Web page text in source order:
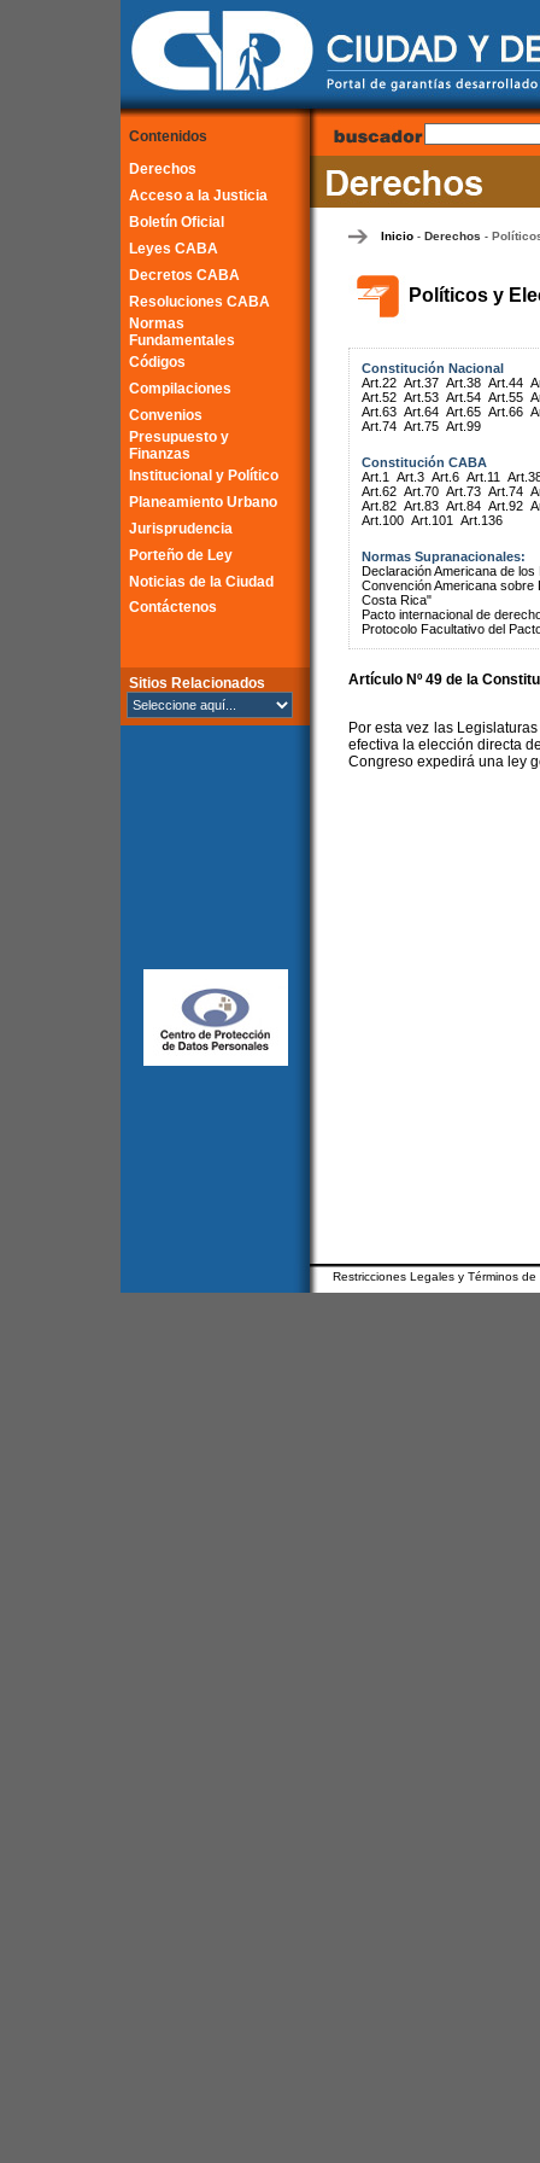
Contenidos
Derechos
Acceso a la Justicia
Boletín Oficial
Leyes CABA
Decretos CABA
Resoluciones CABA
Normas
Fundamentales
Códigos
Compilaciones
Convenios
Presupuesto y
Finanzas
Institucional y Político
Planeamiento Urbano
Jurisprudencia
Porteño de Ley
Noticias de la Ciudad
Contáctenos
Sitios Relacionados
Inicio- Derechos -
Políticos y
Constitución Nacional
Art.22 Art.37 Art.38 Art.44
Art.52 Art.53 Art.54 Art.55
Art.63 Art.64 Art.65 Art.66
Art.74 Art.75 Art.99
Constitución CABA
Art.1
Art.3 Art.6 Art.11
Art.62 Art.70 Art.73 Art.74
Art.82 Art.83 Art.84 Art.92
Art.100 Art.101 Art.136
Normas Supranacionales:
Declaración Americana de
Convención Americana
Costa Rica"
Pacto internacional de
Protocolo Facultativo del
Artículo Nº 49 de la
Por esta vez las
efectiva la elección directa
Congreso expedirá una ley
Restricciones Legales y Términos de